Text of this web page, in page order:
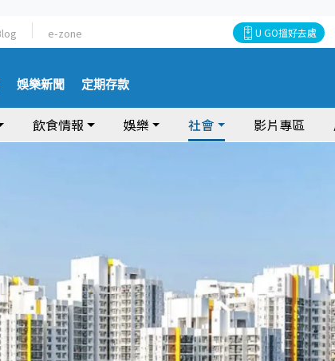
e-zone U GO搵好去處
娛樂新聞 定期存款
飲食情報 娛樂 社會 影片專區